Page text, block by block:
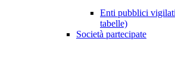
Enti pubblici
tabelle)
Società partecipate